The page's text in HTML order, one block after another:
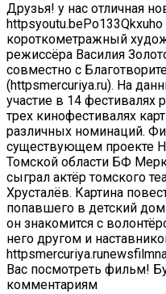
Друзья! у нас отличная
короткометражный
режиссёра Василия
совместно с
(httpsmercuriya.ru). На
участие в 14 фестивалях
трех кинофестивалях
различных номинаций.
существующем проекте
Томской области БФ
сыграл актёр томского
Хрусталёв. Картина
попавшего в детский
он знакомится с
него другом и
Вас посмотреть фильм!
комментариям